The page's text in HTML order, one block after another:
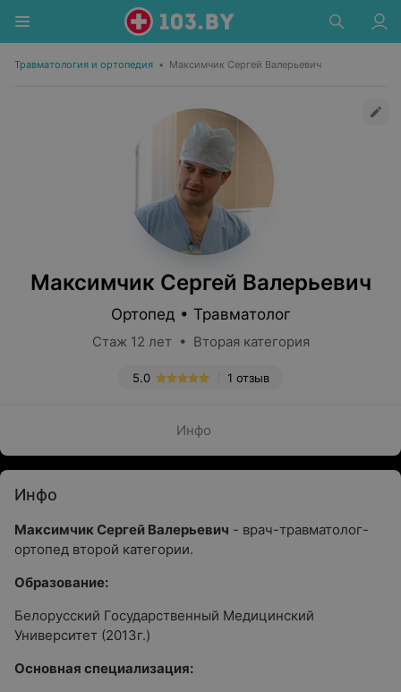
Травматология и ортопедия • Максимчик Сергей Валерьевич
Максимчик Сергей Валерьевич
Ортопед • Травматолог
Стаж 12 лет • Вторая категория
1 отзыв
5.0
Инфо
Инфо
Максимчик Сергей Валерьевич - врач-травматолог-
ортопед второй категории.
Образование:
Белорусский Государственный Медицинский
Университет (2013г.)
Основная специализация: